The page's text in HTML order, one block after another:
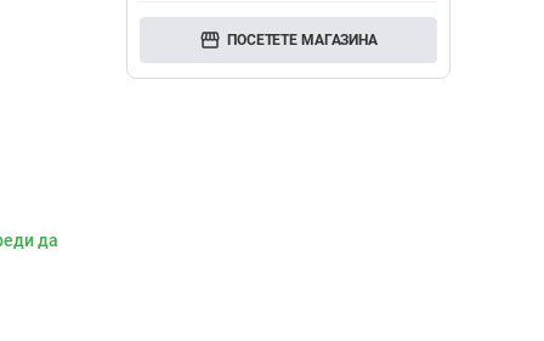
да
storefront ПОСЕТЕТЕ МАГАЗИНА